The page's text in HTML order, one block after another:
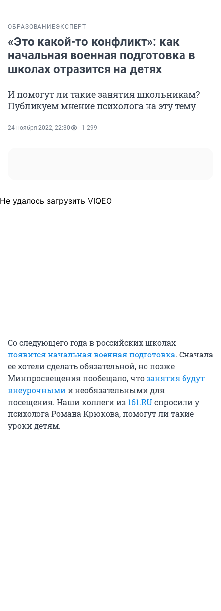
ОБРАЗОВАНИЕЭКСПЕРТ
«Это какой-то конфликт»: как
начальная военная подготовка в
школах отразится на детях
И помогут ли такие занятия школьникам?
Публикуем мнение психолога на эту тему
24 ноября 2022, 22:30 1 299
Не удалось загрузить VIQEO
Со следующего года в российских школах
появится начальная военная подготовка. Сначала
ее хотели сделать обязательной, но позже
Минпросвещения пообещало, чтозанятия будут
внеурочнымии необязательными для
посещения. Наши коллеги из 161.RUспросили у
психолога Романа Крюкова, помогут ли такие
уроки детям.